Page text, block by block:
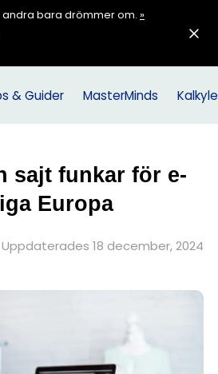
andra bara drömmer om. »
& Guider MasterMinds
sajt funkar för e-
Europa
Uppdaterades 18 december, 2024